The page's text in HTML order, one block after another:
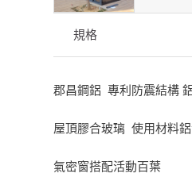
規格
郡昌鋼鋁 專利防震結構
屋頂膠合玻璃 使用材料
氣密窗搭配活動百葉